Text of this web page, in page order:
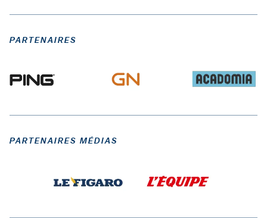
PARTENAIRES
PARTENAIRES MÉDIAS